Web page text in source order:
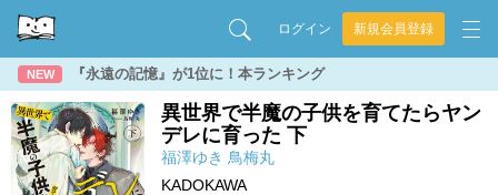
ログイン 新規会員登録
NEW 『永遠の記憶』が1位に！本ランキング
異世界で半魔の子供を育てたらヤン
デレに育った 下
福澤ゆき 鳥梅丸
KADOKAWA